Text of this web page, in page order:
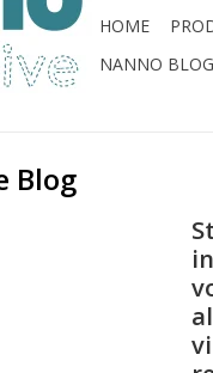
HOME
NANNO BLOG
Blog